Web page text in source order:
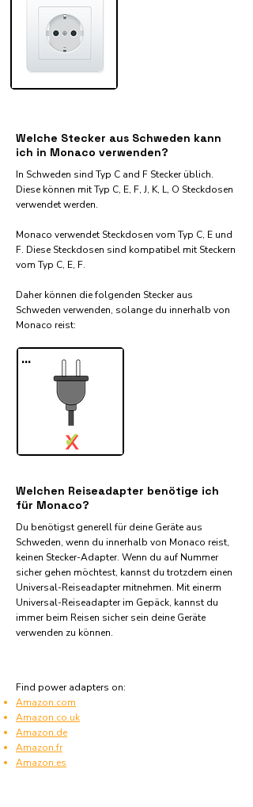
Welche Stecker aus Schweden kann
ich in Monaco verwenden?
In Schweden sind Typ C and F Stecker üblich.
Diese können mit Typ C, E, F, J, K, L, O Steckdosen
verwendet werden.
Monaco verwendet Steckdosen vom Typ C, E und
F. Diese Steckdosen sind kompatibel mit Steckern
vom Typ C, E, F.
Daher können die folgenden Stecker aus
Schweden verwenden, solange du innerhalb von
Monaco reist:​
...
X
✓
Welchen Reiseadapter benötige ich
für Monaco?
Du benötigst generell für deine Geräte aus
Schweden, wenn du innerhalb von Monaco reist,
keinen Stecker-Adapter. Wenn du auf Nummer
sicher gehen möchtest, kannst du trotzdem einen
Universal-Reiseadapter mitnehmen. Mit einerm
Universal-Reiseadapter im Gepäck, kannst du
immer beim Reisen sicher sein deine Geräte
verwenden zu können.
Find power adapters on:
Amazon.com
Amazon.co.uk
Amazon.de
Amazon.fr
Amazon.es